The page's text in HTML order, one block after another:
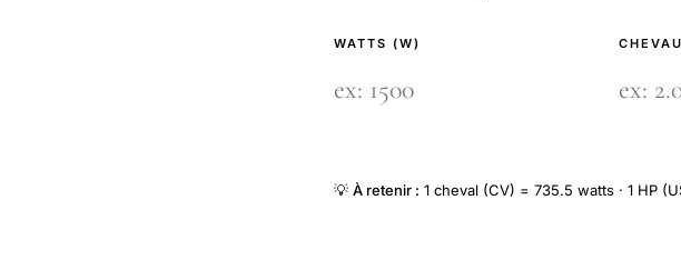
WATTS (W)
💡 À retenir : 1 cheval (CV) = 735.5 watts · 1 HP